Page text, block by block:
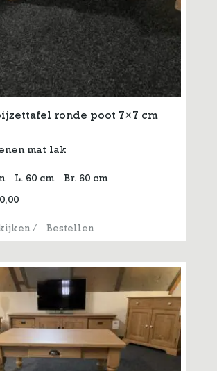
ronde poot 7×7 cm
mat lak
L. 60 cm Br. 60 cm
/ Bestellen